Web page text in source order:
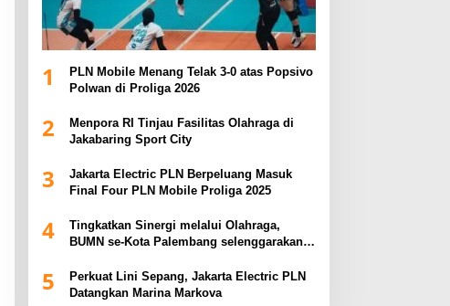
1
PLN Mobile Menang Telak 3-0 atas Popsivo
Polwan di Proliga 2026
2
Menpora RI Tinjau Fasilitas Olahraga di
Jakabaring Sport City
3
Jakarta Electric PLN Berpeluang Masuk
Final Four PLN Mobile Proliga 2025
4
Tingkatkan Sinergi melalui Olahraga,
BUMN se-Kota Palembang selenggarakan
5
Perkuat Lini Sepang, Jakarta Electric PLN
Datangkan Marina Markova